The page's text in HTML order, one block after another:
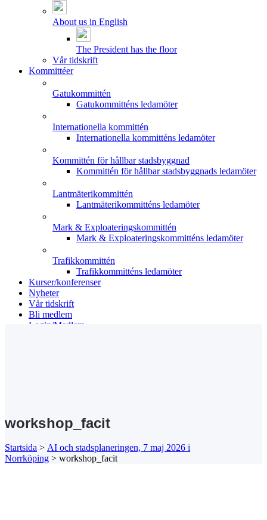
About us in English
The President has the floor
Vår tidskrift
Kommittéer
Gatukommittén
Gatukommitténs ledamöter
Internationella kommittén
Internationella kommitténs ledamöter
Kommittén för hållbar stadsbyggnad
Kommittén för hållbar stadsbyggnads ledamöter
Lantmäterikommittén
Lantmäterikommitténs ledamöter
Mark & Exploateringskommittén
Mark & Exploateringskommitténs ledamöter
Trafikkommittén
Trafikkommitténs ledamöter
Kurser/konferenser
Nyheter
Vår tidskrift
Bli medlem
Login/Medlem
workshop_facit
Startsida > AI och stadsplaneringen, 7 maj 2026 i
Norrköping > workshop_facit